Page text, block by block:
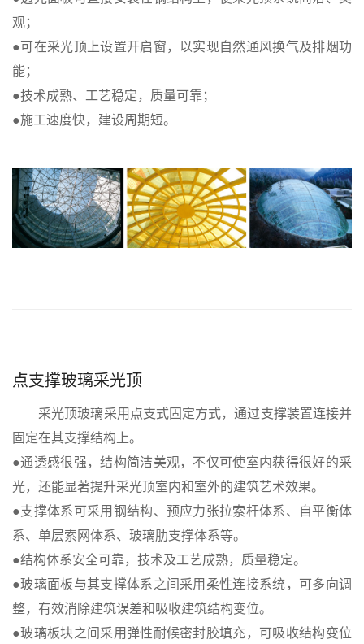
观；
●可在采光顶上设置开启窗，以实现自然通风换气及排烟功
能；
●技术成熟、工艺稳定，质量可靠；
●施工速度快，建设周期短。
点支撑玻璃采光顶
采光顶玻璃采用点支式固定方式，通过支撑装置连接并
固定在其支撑结构上。
●通透感很强，结构简洁美观，不仅可使室内获得很好的采
光，还能显著提升采光顶室内和室外的建筑艺术效果。
●支撑体系可采用钢结构、预应力张拉索杆体系、自平衡体
系、单层索网体系、玻璃肋支撑体系等。
●结构体系安全可靠，技术及工艺成熟，质量稳定。
●玻璃面板与其支撑体系之间采用柔性连接系统，可多向调
整，有效消除建筑误差和吸收建筑结构变位。
●玻璃板块之间采用弹性耐候密封胶填充，可吸收结构变位